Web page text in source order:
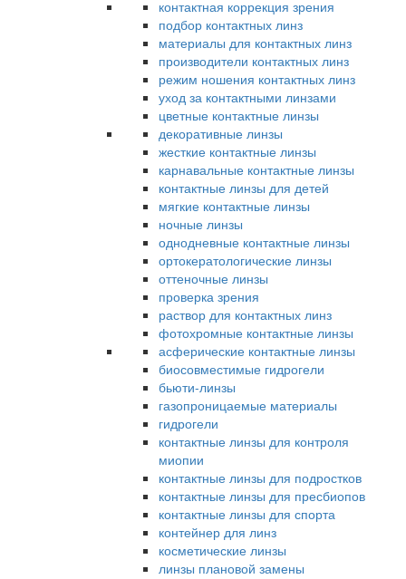
контактная коррекция зрения
подбор контактных линз
материалы для контактных линз
производители контактных линз
режим ношения контактных линз
уход за контактными линзами
цветные контактные линзы
декоративные линзы
жесткие контактные линзы
карнавальные контактные линзы
контактные линзы для детей
мягкие контактные линзы
ночные линзы
однодневные контактные линзы
ортокератологические линзы
оттеночные линзы
проверка зрения
раствор для контактных линз
фотохромные контактные линзы
асферические контактные линзы
биосовместимые гидрогели
бьюти-линзы
газопроницаемые материалы
гидрогели
контактные линзы для контроля
миопии
контактные линзы для подростков
контактные линзы для пресбиопов
контактные линзы для спорта
контейнер для линз
косметические линзы
линзы плановой замены